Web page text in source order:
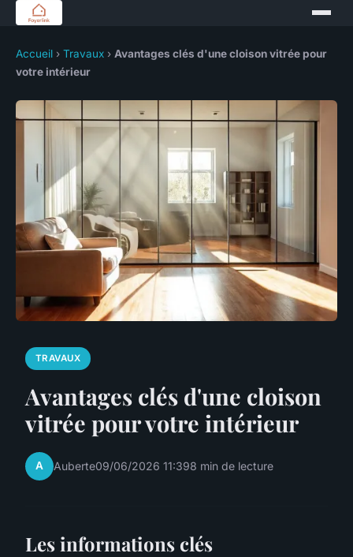
Accueil › Travaux › Avantages clés d'une cloison vitrée pour
votre intérieur
TRAVAUX
Avantages clés d'une cloison
vitrée pour votre intérieur
A Auberte09/06/2026 11:398 min de lecture
Les informations clés